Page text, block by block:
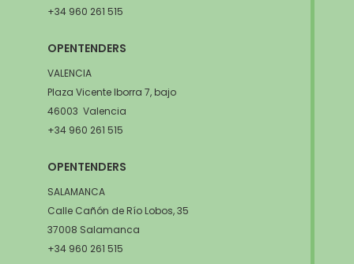
+34 960 261 515
OPENTENDERS
VALENCIA
Plaza Vicente Iborra 7, bajo
46003 Valencia
+34 960 261 515
OPENTENDERS
SALAMANCA
Calle Cañón de Río Lobos, 35
37008 Salamanca
+34 960 261 515